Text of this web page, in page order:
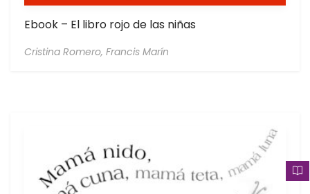
Ebook – El libro rojo de las niñas
Cristina Romero, Francis Marín